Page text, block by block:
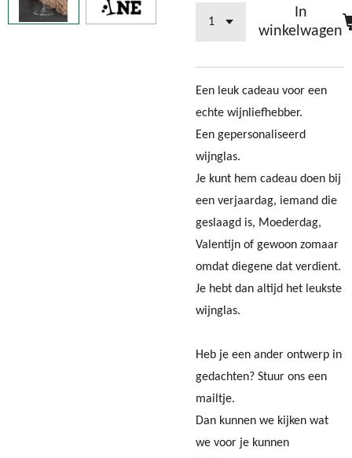
In
winkelwagen
Een leuk cadeau voor een
echte wijnliefhebber.
Een gepersonaliseerd
wijnglas.
Je kunt hem cadeau doen bij
een verjaardag, iemand die
geslaagd is, Moederdag,
Valentijn of gewoon zomaar
omdat diegene dat verdient.
Je hebt dan altijd het leukste
wijnglas.
Heb je een ander ontwerp in
gedachten? Stuur ons een
mailtje.
Dan kunnen we kijken wat
we voor je kunnen